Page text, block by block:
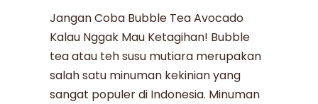
Jangan Coba Bubble Tea Avocado
Kalau Nggak Mau Ketagihan! Bubble
tea atau teh susu mutiara merupakan
salah satu minuman kekinian yang
sangat populer di Indonesia. Minuman